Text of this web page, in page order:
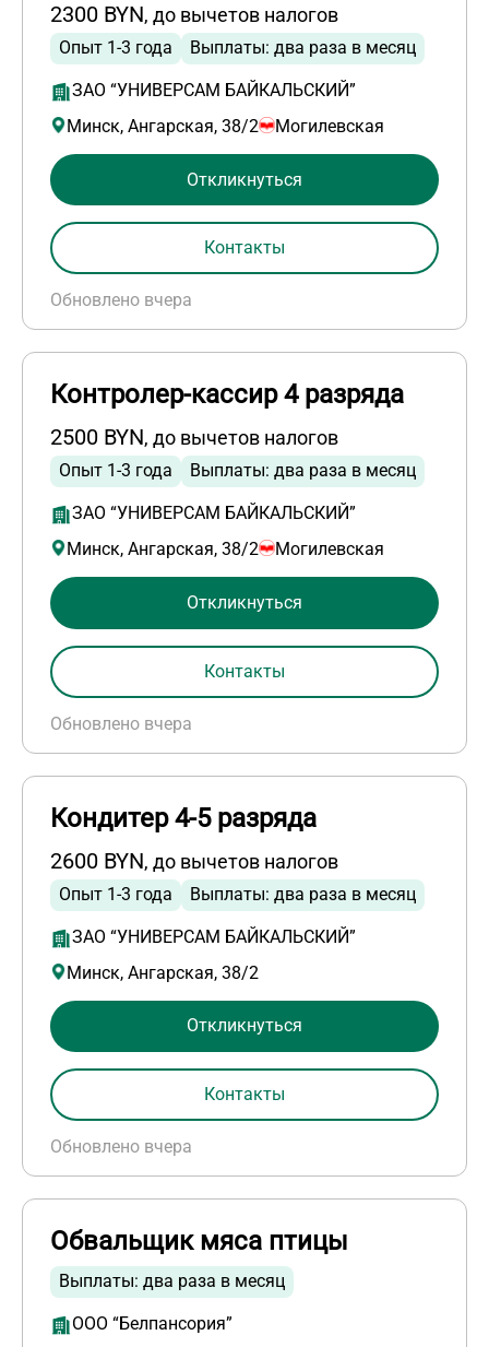
2300 BYN, до вычетов налогов
Опыт 1-3 года Выплаты: два раза в месяц
ЗАО “УНИВЕРСАМ БАЙКАЛЬСКИЙ”
Минск, Ангарская, 38/2
Могилевская
Обновлено вчера
Откликнуться
Контакты
Контролер-кассир 4 разряда
2500 BYN, до вычетов налогов
Опыт 1-3 года Выплаты: два раза в месяц
ЗАО “УНИВЕРСАМ БАЙКАЛЬСКИЙ”
Минск, Ангарская, 38/2
Могилевская
Обновлено вчера
Откликнуться
Контакты
Кондитер 4-5 разряда
2600 BYN, до вычетов налогов
Опыт 1-3 года Выплаты: два раза в месяц
ЗАО “УНИВЕРСАМ БАЙКАЛЬСКИЙ”
Минск, Ангарская, 38/2
Обновлено вчера
Откликнуться
Контакты
Обвальщик мяса птицы
Выплаты: два раза в месяц
ООО “Белпансория”